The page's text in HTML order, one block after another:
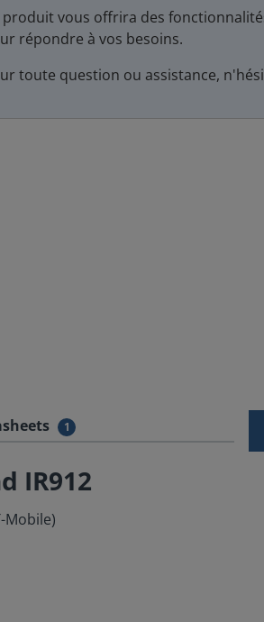
produit vous offrira des
répondre à vos besoins.
toute question ou assistance,
1
IR912
Mobile)